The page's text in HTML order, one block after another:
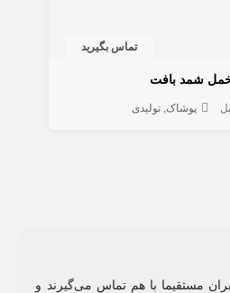
تماس بگیرید
شمد بافت
پوشاک تولیدی
مستقیما با هم تماس می‌گیرند و